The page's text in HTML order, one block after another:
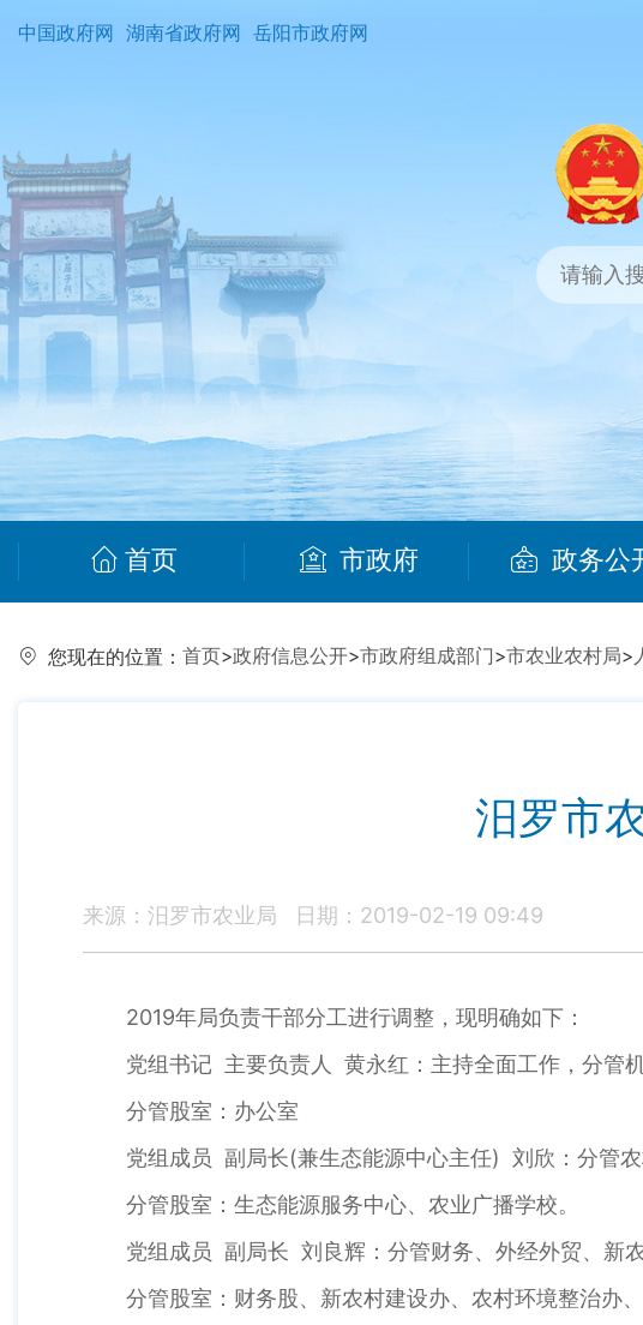
中国政府网 湖南省政府网 岳阳市政府网
首页 市政府 政务公
您现在的位置： 首页>政府信息公开>市政府组成部门>市农业农村局>
汨罗市
来源：汨罗市农业局 日期：2019-02-19 09:49
2019年局负责干部分工进行调整，现明确如下：
党组书记 主要负责人 黄永红：主持全面工作，分管
分管股室：办公室
党组成员 副局长(兼生态能源中心主任) 刘欣：分管农
分管股室：生态能源服务中心、农业广播学校。
党组成员 副局长 刘良辉：分管财务、外经外贸、新
分管股室：财务股、新农村建设办、农村环境整治办